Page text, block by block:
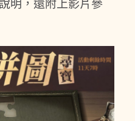
明，還附上影片參